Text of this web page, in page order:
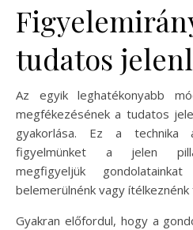
tudatos
Az egyik leghatékonyabb
megfékezésének a tudatos
gyakorlása. Ez a
figyelmünket a jelen
megfigyeljük
belemerülnénk vagy
Gyakran előfordul, hogy a